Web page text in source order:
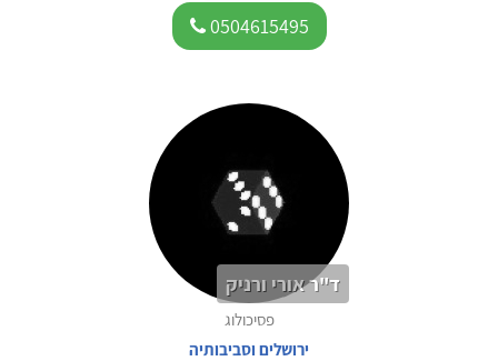
0504615495
ד"ר אורי ורניק
פסיכולוג
ירושלים וסביבותיה